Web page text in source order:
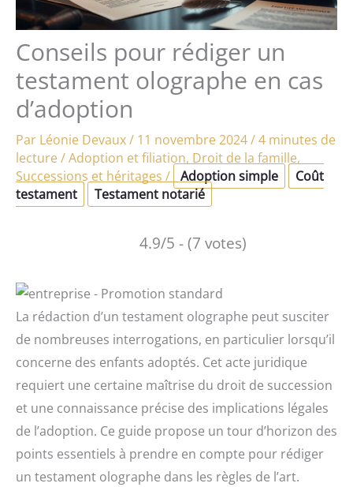
Conseils pour rédiger un
testament olographe en cas
d’adoption
Par Léonie Devaux/ 11 novembre 2024/4 minutes de
lecture/Adoption et filiation, Droit de la famille,
Successions et héritages / Adoption simple
Coût
testament
Testament notarié
4.9/5 - (7 votes)
La rédaction d’un testament olographe peut susciter
de nombreuses interrogations, en particulier lorsqu’il
concerne des enfants adoptés. Cet acte juridique
requiert une certaine maîtrise du droit de succession
et une connaissance précise des implications légales
de l’adoption. Ce guide propose un tour d’horizon des
points essentiels à prendre en compte pour rédiger
un testament olographe dans les règles de l’art.